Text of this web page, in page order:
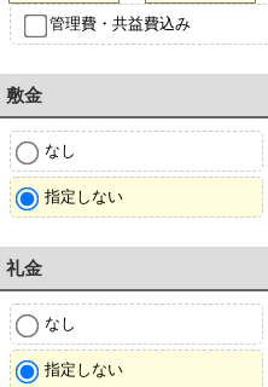
管理費・共益費込み
敷金
なし
指定しない
礼金
なし
指定しない